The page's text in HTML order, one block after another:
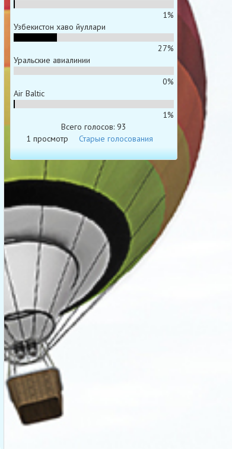
1%
Узбекистон хаво йуллари
27%
Уральские авиалинии
0%
Air Baltic
1%
Всего голосов: 93
1 просмотр
Старые голосования